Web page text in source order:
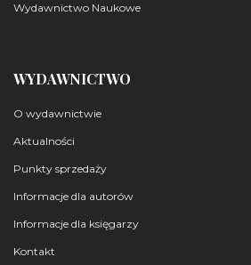
Wydawnictwo Naukowe
WYDAWNICTWO
O wydawnictwie
Aktualności
Punkty sprzedaży
Informacje dla autorów
Informacje dla księgarzy
Kontakt